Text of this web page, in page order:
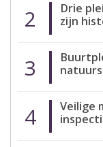
2
Drie
zijn
3
4
Veilige